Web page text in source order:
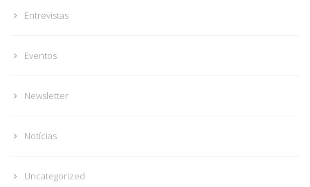
Entrevistas
Eventos
Newsletter
Notícias
Uncategorized